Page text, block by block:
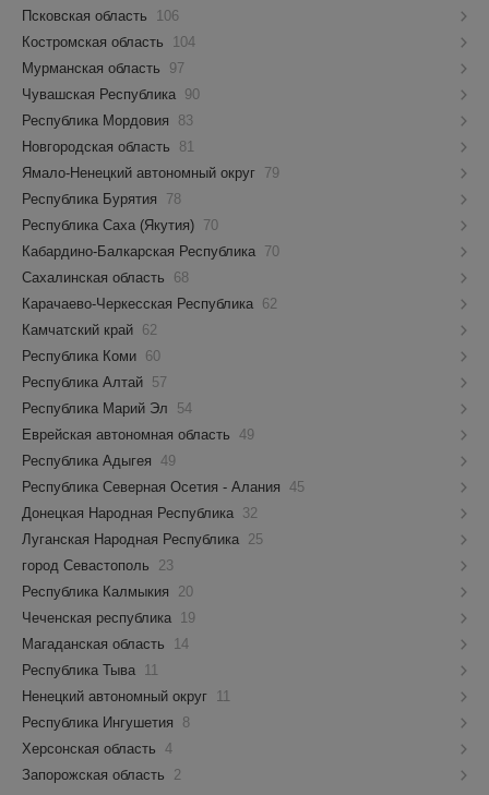
Псковская область
106
Костромская область
104
Мурманская область
97
Чувашская Республика 90
Республика Мордовия
83
Новгородская область
81
Ямало-Ненецкий автономный округ 79
Республика Бурятия
78
Республика Саха (Якутия) 70
Кабардино-Балкарская Республика 70
Сахалинская область
68
Карачаево-Черкесская Республика 62
Камчатский край 62
Республика Коми 60
Республика Алтай 57
Республика Марий Эл
54
Еврейская автономная область 49
Республика Адыгея 49
Республика Северная Осетия - Алания 45
Донецкая Народная Республика 32
Луганская Народная Республика 25
город Севастополь
23
Республика Калмыкия
20
Чеченская республика 19
Магаданская область
14
Республика Тыва 11
Ненецкий автономный округ 11
Республика Ингушетия
8
Херсонская область 4
Запорожская область
2